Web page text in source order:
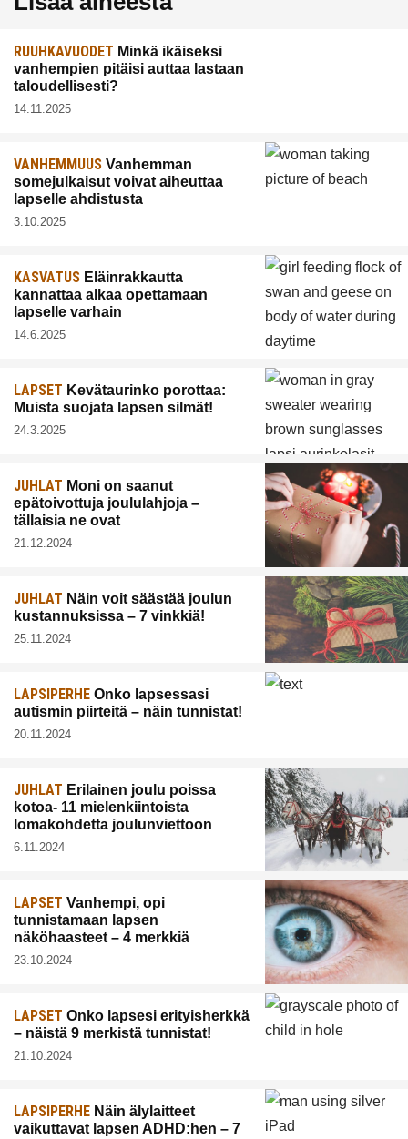
RUUHKAVUODET Minkä ikäiseksi
vanhempien pitäisi auttaa lastaan
taloudellisesti?
14.11.2025
VANHEMMUUS Vanhemman
somejulkaisut voivat aiheuttaa
lapselle ahdistusta
3.10.2025
KASVATUS Eläinrakkautta
kannattaa alkaa opettamaan
lapselle varhain
14.6.2025
LAPSET Kevätaurinko porottaa:
Muista suojata lapsen silmät!
24.3.2025
JUHLAT Moni on saanut
epätoivottuja joululahjoja –
tällaisia ne ovat
21.12.2024
JUHLAT Näin voit säästää joulun
kustannuksissa – 7 vinkkiä!
25.11.2024
LAPSIPERHE Onko lapsessasi
autismin piirteitä – näin tunnistat!
20.11.2024
JUHLAT Erilainen joulu poissa
kotoa- 11 mielenkiintoista
lomakohdetta joulunviettoon
6.11.2024
LAPSET Vanhempi, opi
tunnistamaan lapsen
näköhaasteet – 4 merkkiä
23.10.2024
LAPSET Onko lapsesi erityisherkkä
– näistä 9 merkistä tunnistat!
21.10.2024
LAPSIPERHE Näin älylaitteet
vaikuttavat lapsen ADHD:hen – 7